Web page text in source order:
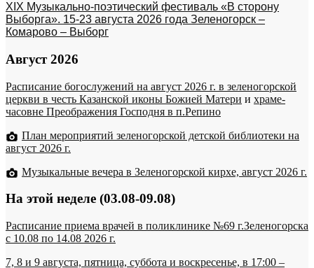
XIX Музыкально-поэтический фестиваль «В сторону
Выборга». 15-23 августа 2026 года Зеленогорск –
Комарово – Выборг
Август 2026
Расписание богослужений на август 2026 г. в зеленогорской
церкви в честь Казанской иконы Божией Матери и храме-
часовне Преображения Господня в п.Репино
План мероприятий зеленогорской детской библиотеки на
август 2026 г.
Музыкальные вечера в Зеленогорской кирхе, август 2026 г.
На этой неделе (03.08-09.08)
Расписание приема врачей в поликлинике №69 г.Зеленогорска
c 10.08 по 14.08 2026 г.
7, 8 и 9 августа, пятница, суббота и воскресенье, в 17:00 –